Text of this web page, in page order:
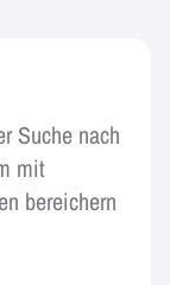
Suche nach
mit
bereichern